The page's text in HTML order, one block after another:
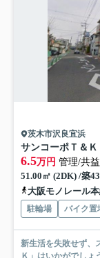
茨木市沢良宜浜
サンコーポＴ＆Ｋ
6.5万円 管理/共
51.00㎡ (2DK) /築
大阪モノレール
駐輪場 バイク置
新生活を失敗せず、
Ｋ」はいかがでしょ